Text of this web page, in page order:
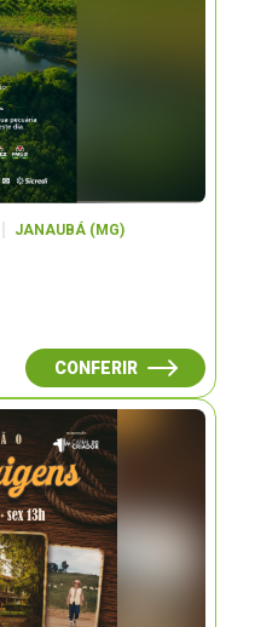
JANAUBÁ (MG)
CONFERIR